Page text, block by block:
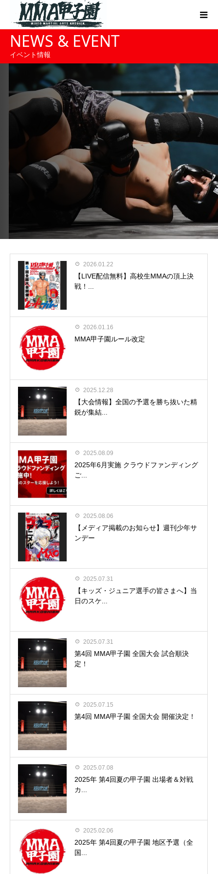
NEWS & EVENT
イベント情報
2026.01.22
【LIVE配信無料】高校生MMAの頂上決
戦！...
2026.01.16
MMA甲子園ルール改定
2025.12.28
【大会情報】全国の予選を勝ち抜いた精
鋭が集結...
2025.08.09
2025年6月実施 クラウドファンディング
ご...
2025.08.06
【メディア掲載のお知らせ】週刊少年サ
ンデー
2025.07.31
【キッズ・ジュニア選手の皆さまへ】当
日のスケ...
2025.07.31
第4回 MMA甲子園 全国大会 試合順決
定！
2025.07.15
第4回 MMA甲子園 全国大会 開催決定！
2025.07.08
2025年 第4回夏の甲子園 出場者＆対戦
カ...
2025.02.06
2025年 第4回夏の甲子園 地区予選（全
国...